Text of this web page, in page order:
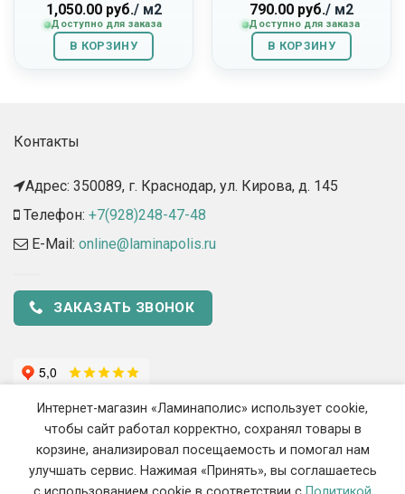
1,050.00руб./ м2
Доступно для заказа
В КОРЗИНУ
790.00 руб./ м2
Доступно для заказа
В КОРЗИНУ
Контакты
Адрес: 350089, г. Краснодар, ул. Кирова, д. 145​
Телефон: +7(928)248-47-48
E-Mail: online@laminapolis.ru
ЗАКАЗАТЬ ЗВОНОК
Интернет-магазин «Ламинаполис» использует cookie,
чтобы сайт работал корректно, сохранял товары в
корзине, анализировал посещаемость и помогал нам
улучшать сервис. Нажимая «Принять», вы соглашаетесь